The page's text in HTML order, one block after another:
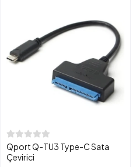
Qport Q-TU3 Type-C Sata
Çevirici